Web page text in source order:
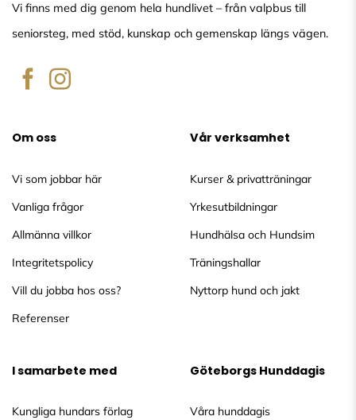
Vi finns med dig genom hela hundlivet – från valpbus till
seniorsteg, med stöd, kunskap och gemenskap längs vägen.
Om oss
Vi som jobbar här
Vanliga frågor
Allmänna villkor
Integritetspolicy
Vill du jobba hos oss?
Referenser
Vår verksamhet
Kurser & privatträningar
Yrkesutbildningar
Hundhälsa och Hundsim
Träningshallar
Nyttorp hund och jakt
I samarbete med
Kungliga hundars förlag
Göteborgs Hunddagis
Våra hunddagis